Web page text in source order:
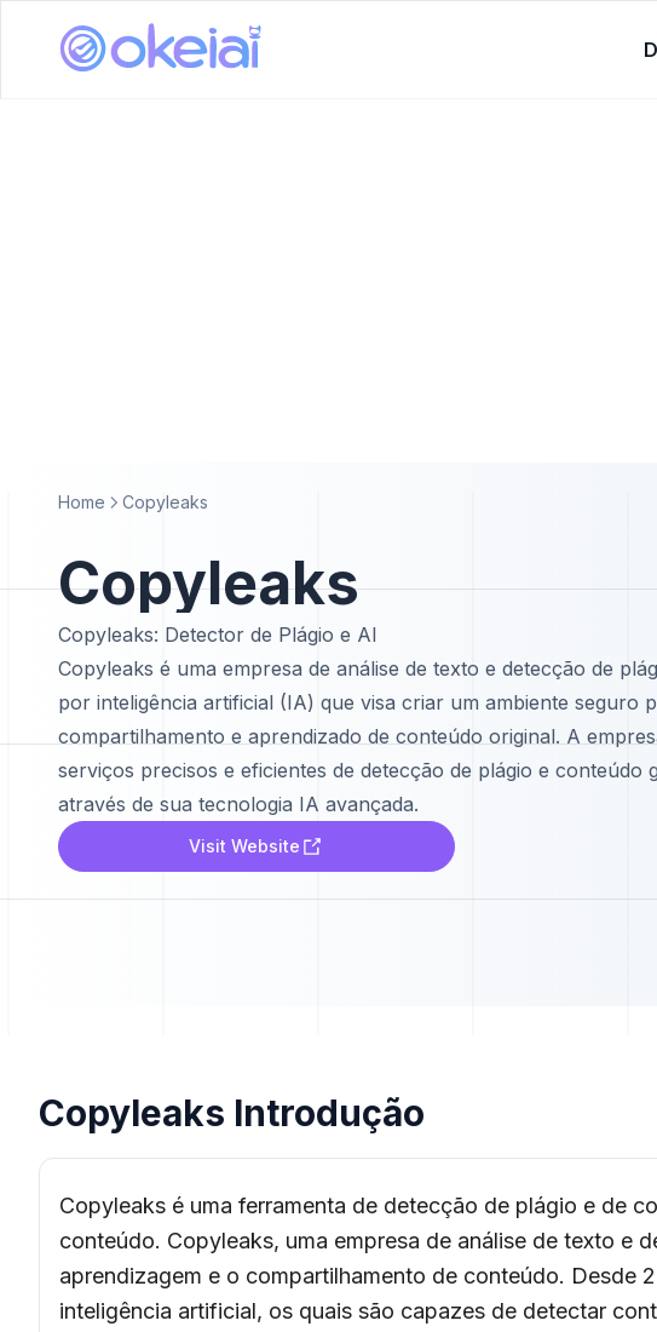
Home Copyleaks
Copyleaks
Copyleaks: Detector de Plágio e AI
Copyleaks é uma empresa de análise de texto e detecção de
por inteligência artificial (IA) que visa criar um ambiente seguro
compartilhamento e aprendizado de conteúdo original. A
serviços precisos e eficientes de detecção de plágio e conteúdo
através de sua tecnologia IA avançada.
Visit Website
Copyleaks Introdução
Copyleaks é uma ferramenta de detecção de plágio e de
conteúdo. Copyleaks, uma empresa de análise de texto e
aprendizagem e o compartilhamento de conteúdo. Desde
inteligência artificial, os quais são capazes de detectar